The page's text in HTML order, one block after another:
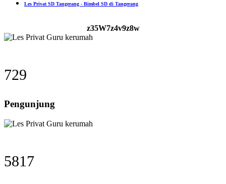
Les Privat SD Tangerang - Bimbel SD di Tangerang
z35W7z4v9z8w
729
Pengunjung
5817